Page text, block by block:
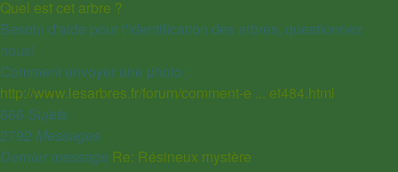
Quel est cet arbre ?
Besoin d'aide pour l'identification des arbres, questionnez
nous!
Comment envoyer une photo :
http://www.lesarbres.fr/forum/comment-e ... et484.html
666 Sujets
2792 Messages
Dernier message Re: Résineux mystère